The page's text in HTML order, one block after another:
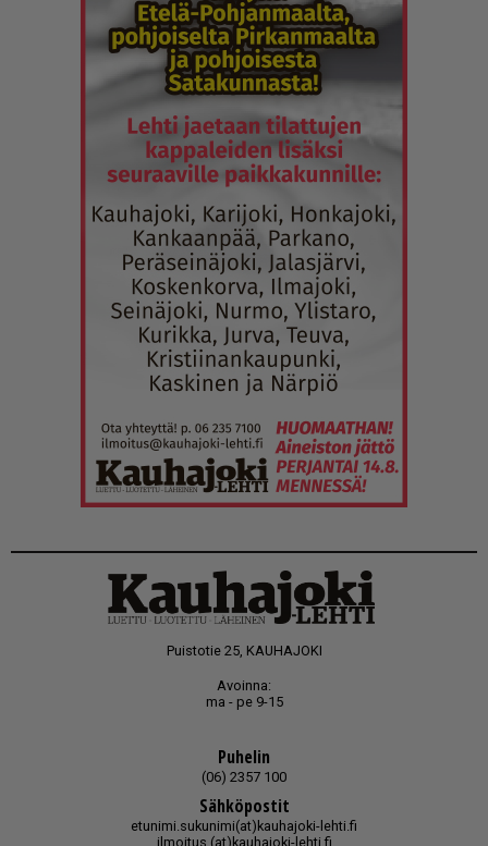
Puistotie 25, KAUHAJOKI
Avoinna:
ma - pe 9-15
Puhelin
(06) 2357 100
Sähköpostit
etunimi.sukunimi(at)kauhajoki-lehti.fi
ilmoitus (at)kauhajoki-lehti.fi